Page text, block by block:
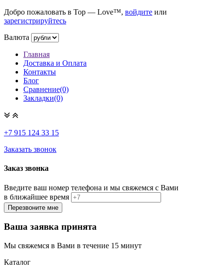
Добро пожаловать в Top — Love™, войдите или
зарегистрируйтесь
Валюта
Главная
Доставка и Оплата
Контакты
Блог
Сравнение(0)
Закладки(0)
+7 915 124 33 15
Заказать звонок
Заказ звонка
Введите ваш номер телефона и мы свяжемся с Вами
в ближайшее время
Ваша заявка принята
Мы свяжемся в Вами в течение 15 минут
Каталог